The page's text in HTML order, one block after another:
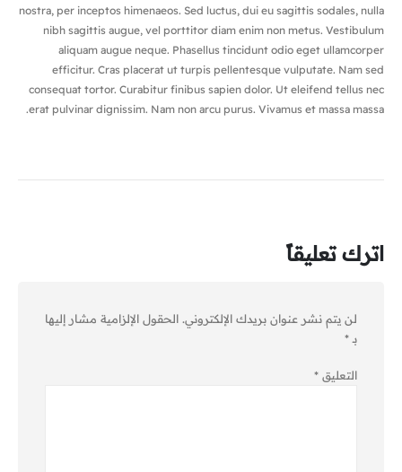
nostra, per inceptos himenaeos. Sed luctus, dui eu sagittis sodales, nulla
nibh sagittis augue, vel porttitor diam enim non metus. Vestibulum
aliquam augue neque. Phasellus tincidunt odio eget ullamcorper
efficitur. Cras placerat ut turpis pellentesque vulputate. Nam sed
consequat tortor. Curabitur finibus sapien dolor. Ut eleifend tellus nec
erat pulvinar dignissim. Nam non arcu purus. Vivamus et massa massa.
اترك تعليقاً
لن يتم نشر عنوان بريدك الإلكتروني. الحقول الإلزامية مشار إليها
بـ*
التعليق *